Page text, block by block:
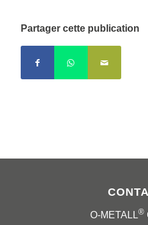
Partager cette publication
O-METALL®